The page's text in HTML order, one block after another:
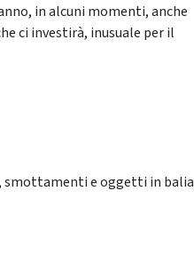
in alcuni momenti, anche
ci investirà, inusuale per il
smottamenti e oggetti in balia